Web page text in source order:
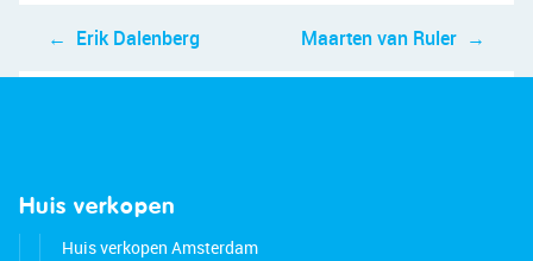
BerichtErik Dalenberg Maarten van Ruler
Huis verkopen
Huis verkopen Amsterdam